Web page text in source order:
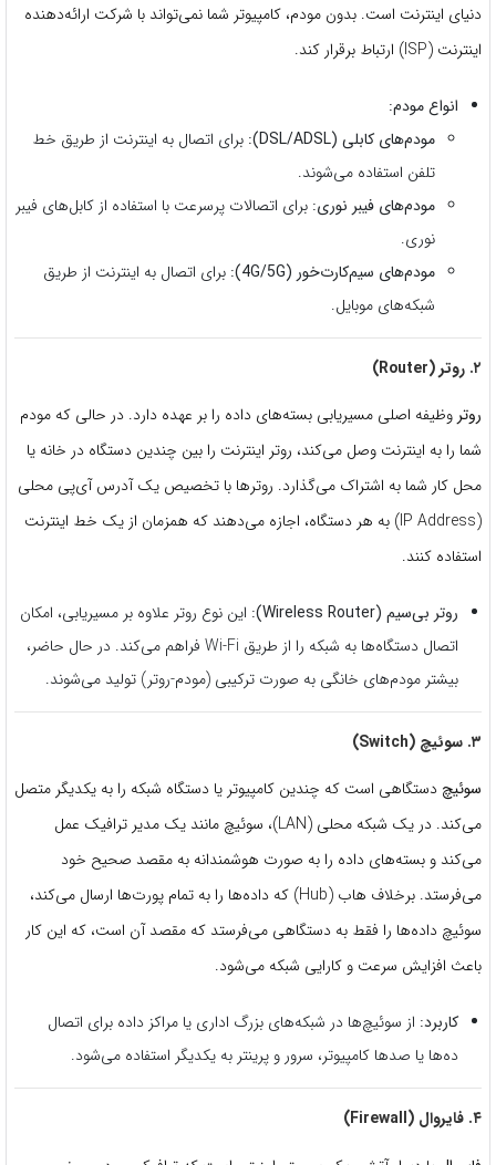
دنیای اینترنت است. بدون مودم، کامپیوتر شما نمی‌تواند با شرکت ارائه‌دهنده
اینترنت (ISP) ارتباط برقرار کند.
انواع مودم:
مودم‌های کابلی (DSL/ADSL):
برای اتصال به اینترنت از طریق خط
تلفن استفاده می‌شوند.
مودم‌های فیبر نوری: برای اتصالات پرسرعت با استفاده از کابل‌های فیبر
نوری.
مودم‌های سیم‌کارت‌خور (4G/5G):
برای اتصال به اینترنت از طریق
شبکه‌های موبایل.
۲. روتر (Router)
روتر وظیفه اصلی مسیریابی بسته‌های داده را بر عهده دارد. در حالی که مودم
شما را به اینترنت وصل می‌کند، روتر اینترنت را بین چندین دستگاه در خانه یا
محل کار شما به اشتراک می‌گذارد. روترها با تخصیص یک آدرس آی‌پی محلی
(IP Address) به هر دستگاه، اجازه می‌دهند که همزمان از یک خط اینترنت
استفاده کنند.
روتر بی‌سیم (Wireless Router):
این نوع روتر علاوه بر مسیریابی، امکان
اتصال دستگاه‌ها به شبکه را از طریق Wi-Fi فراهم می‌کند. در حال حاضر،
بیشتر مودم‌های خانگی به صورت ترکیبی (مودم-روتر) تولید می‌شوند.
۳. سوئیچ (Switch)
سوئیچ دستگاهی است که چندین کامپیوتر یا دستگاه شبکه را به یکدیگر متصل
می‌کند. در یک شبکه محلی (LAN)، سوئیچ مانند یک مدیر ترافیک عمل
می‌کند و بسته‌های داده را به صورت هوشمندانه به مقصد صحیح خود
می‌فرستد. برخلاف هاب (Hub) که داده‌ها را به تمام پورت‌ها ارسال می‌کند،
سوئیچ داده‌ها را فقط به دستگاهی می‌فرستد که مقصد آن است، که این کار
باعث افزایش سرعت و کارایی شبکه می‌شود.
کاربرد: از سوئیچ‌ها در شبکه‌های بزرگ اداری یا مراکز داده برای اتصال
ده‌ها یا صدها کامپیوتر، سرور و پرینتر به یکدیگر استفاده می‌شود.
۴. فایروال (Firewall)